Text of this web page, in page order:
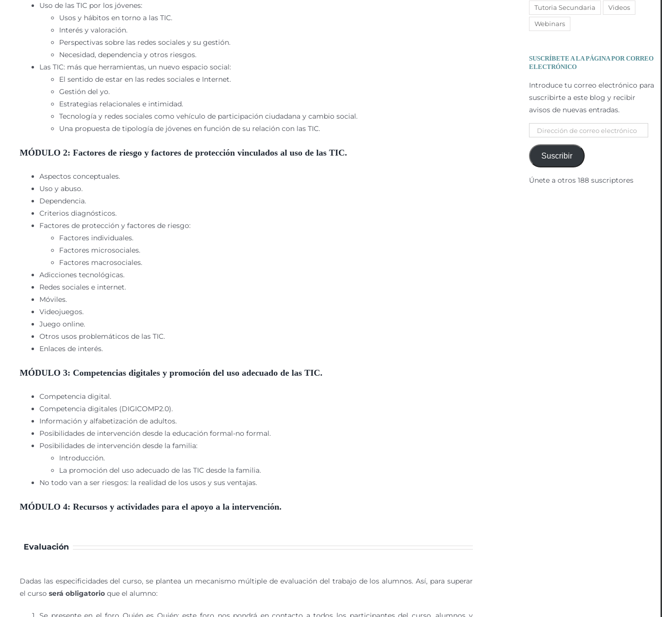
Uso de las TIC por los jóvenes:
Usos y hábitos en torno a las TIC.
Interés y valoración.
Perspectivas sobre las redes sociales y su gestión.
Necesidad, dependencia y otros riesgos.
Las TIC: más que herramientas, un nuevo espacio social:
El sentido de estar en las redes sociales e Internet.
Gestión del yo.
Estrategias relacionales e intimidad.
Tecnología y redes sociales como vehículo de participación ciudadana y cambio social.
Una propuesta de tipología de jóvenes en función de su relación con las TIC.
MÓDULO 2: Factores de riesgo y factores de protección vinculados al uso de las TIC.
Aspectos conceptuales.
Uso y abuso.
Dependencia.
Criterios diagnósticos.
Factores de protección y factores de riesgo:
Factores individuales.
Factores microsociales.
Factores macrosociales.
Adicciones tecnológicas.
Redes sociales e internet.
Móviles.
Videojuegos.
Juego online.
Otros usos problemáticos de las TIC.
Enlaces de interés.
MÓDULO 3: Competencias digitales y promoción del uso adecuado de las TIC.
Competencia digital.
Competencia digitales (DIGICOMP2.0).
Información y alfabetización de adultos.
Posibilidades de intervención desde la educación formal-no formal.
Posibilidades de intervención desde la familia:
Introducción.
La promoción del uso adecuado de las TIC desde la familia.
No todo van a ser riesgos: la realidad de los usos y sus ventajas.
MÓDULO 4: Recursos y actividades para el apoyo a la intervención.
Evaluación
Dadas las especificidades del curso, se plantea un mecanismo múltiple de evaluación del trabajo de los alumnos. Así, para superar
el curso será obligatorio que el alumno:
Tutoria Secundaria Videos
Webinars
SUSCRÍBETE A LA PÁGINA POR CORREO
ELECTRÓNICO
Introduce tu correo electrónico para
suscribirte a este blog y recibir
avisos de nuevas entradas.
Dirección
correo
electrónico
Suscribir
Únete a otros 188 suscriptores